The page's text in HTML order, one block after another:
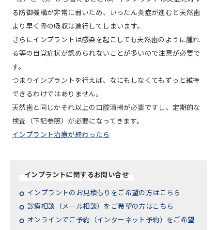
る防御機構が非常に弱いため、いったん炎症が進むと天然歯
より早く骨の吸収は進行してしまいます。
さらにインプラントは感染を起こしても天然歯のように腫れ
る等の自覚症状が認められないことが多いので注意が必要で
す。
つまりインプラントを行えば、なにもしなくてもずっと維持
できるわけではありません。
天然歯と同じかそれ以上の口腔清掃が必要ですし、定期的な
検査（下記参照）が必要になってきます。
インプラント治療が終わったら
インプラントに関するお問い合せ
インプラントのお見積もりをご希望の方はこちら
診療相談（メール相談）をご希望の方はこちら
オンラインでご予約（インターネット予約）をご希望